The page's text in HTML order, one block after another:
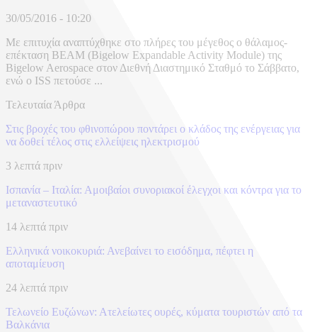
30/05/2016 - 10:20
Με επιτυχία αναπτύχθηκε στο πλήρες του μέγεθος ο θάλαμος-
επέκταση BEAM (Bigelow Expandable Activity Module) της
Bigelow Aerospace στον Διεθνή Διαστημικό Σταθμό το Σάββατο,
ενώ ο ISS πετούσε ...
Τελευταία Άρθρα
Στις βροχές του φθινοπώρου ποντάρει ο κλάδος της ενέργειας για
να δοθεί τέλος στις ελλείψεις ηλεκτρισμού
3 λεπτά πριν
Ισπανία – Ιταλία: Αμοιβαίοι συνοριακοί έλεγχοι και κόντρα για το
μεταναστευτικό
14 λεπτά πριν
Ελληνικά νοικοκυριά: Ανεβαίνει το εισόδημα, πέφτει η
αποταμίευση
24 λεπτά πριν
Τελωνείο Ευζώνων: Ατελείωτες ουρές, κύματα τουριστών από τα
Βαλκάνια